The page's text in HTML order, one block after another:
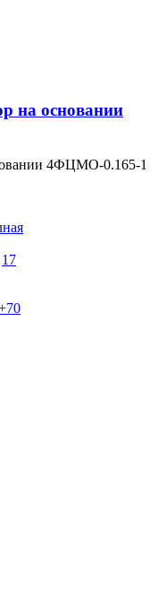
на основании
4ФЦМО-0.165-1
17